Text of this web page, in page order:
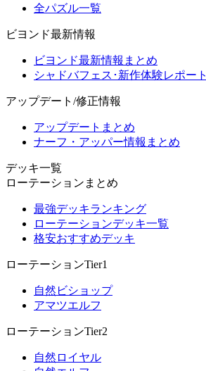
全パズル一覧
ビヨンド最新情報
ビヨンド最新情報まとめ
シャドバフェス･新作体験レポート
アップデート/修正情報
アップデートまとめ
ナーフ・アッパー情報まとめ
デッキ一覧
ローテーションまとめ
最強デッキランキング
ローテーションデッキ一覧
格安おすすめデッキ
ローテーションTier1
自然ビショップ
アマツエルフ
ローテーションTier2
自然ロイヤル